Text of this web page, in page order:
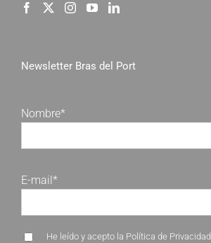
Newsletter Bras del Port
Nombre*
E-mail*
He leído y acepto la Política de Privacidad